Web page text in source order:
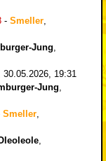
- Smeller
Jung
30.05.2026, 19:31
Jung
Smeller